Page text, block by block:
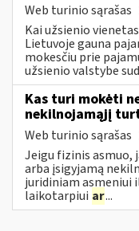
Web turinio sąrašas
Kai užsienio
Lietuvoje gauna
mokesčiu prie
užsienio valstybe
Kas turi mokėti
nekilnojamąjį
Web turinio sąrašas
Jeigu fizinis asmuo,
arba įsigyjamą
juridiniam asmeniui
laikotarpiui ar...